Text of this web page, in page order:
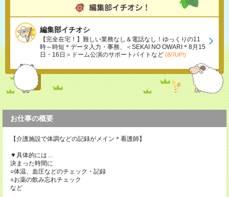
編集部イチオシ
【完全在宅！】難しい業務なし＆電話なし！ゆっくりの11
時～時短＊データ入力・事務、＜SEKAI NO OWARI＊8月15
日・16日＞ドーム公演のサポートバイトなど (8/7UP!)
お仕事の概要
【介護施設で体調などの記録がメイン＊看護師】
▼具体的には…
決まった時間に
○体温、血圧などのチェック・記録
○お薬の飲み忘れチェック
など